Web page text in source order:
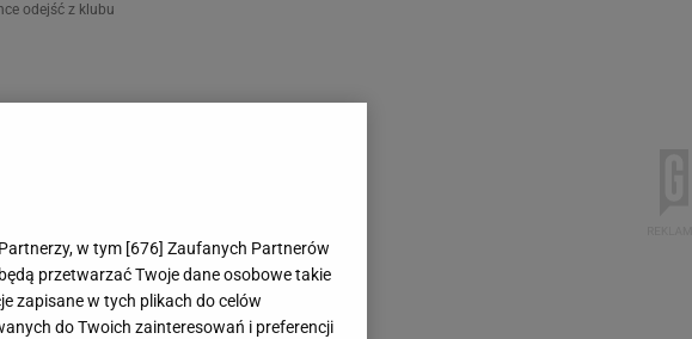
odejść z klubu
w tym [676] Zaufanych Partnerów
przetwarzać Twoje dane osobowe takie
zapisane w tych plikach do celów
do Twoich zainteresowań i preferencji